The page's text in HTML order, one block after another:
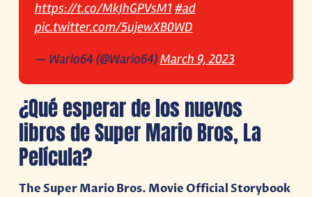
https://t.co/MkJhGPVsM1#ad
pic.twitter.com/5ujewXB0WD
— Wario64 (@Wario64)March 9, 2023
¿Qué esperar de los nuevos
libros de Super Mario Bros, La
Película?
The Super Mario Bros. Movie Official Storybook